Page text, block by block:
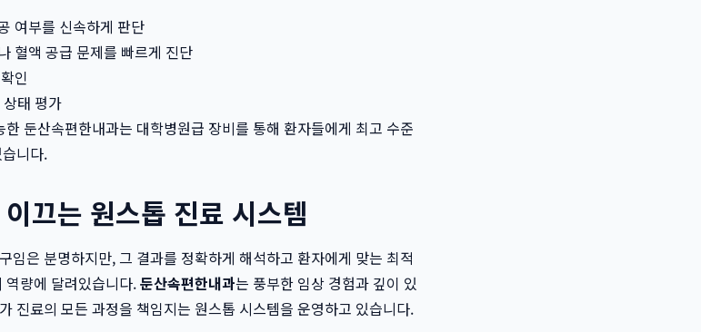
여부를 신속하게 판단
혈액 공급 문제를 빠르게 진단
인
태 평가
둔산속편한내과는 대학병원급 장비를 통해 환자들에게 최고 수준
니다.
끄는 원스톱 진료 시스템
임은 분명하지만, 그 결과를 정확하게 해석하고 환자에게 맞는 최적
역량에 달려있습니다.둔산속편한내과는 풍부한 임상 경험과 깊이 있
진료의 모든 과정을 책임지는 원스톱 시스템을 운영하고 있습니다.